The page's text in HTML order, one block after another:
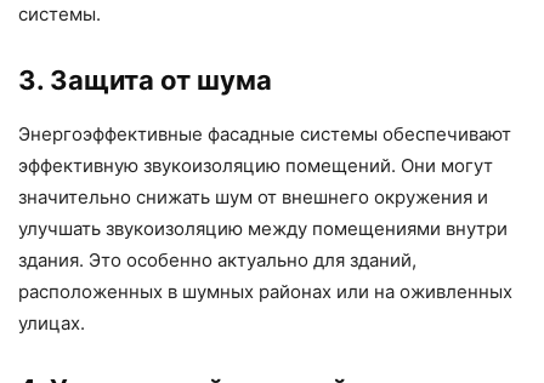
системы.
3. Защита от шума
Энергоэффективные фасадные системы обеспечивают
эффективную звукоизоляцию помещений. Они могут
значительно снижать шум от внешнего окружения и
улучшать звукоизоляцию между помещениями внутри
здания. Это особенно актуально для зданий,
расположенных в шумных районах или на оживленных
улицах.